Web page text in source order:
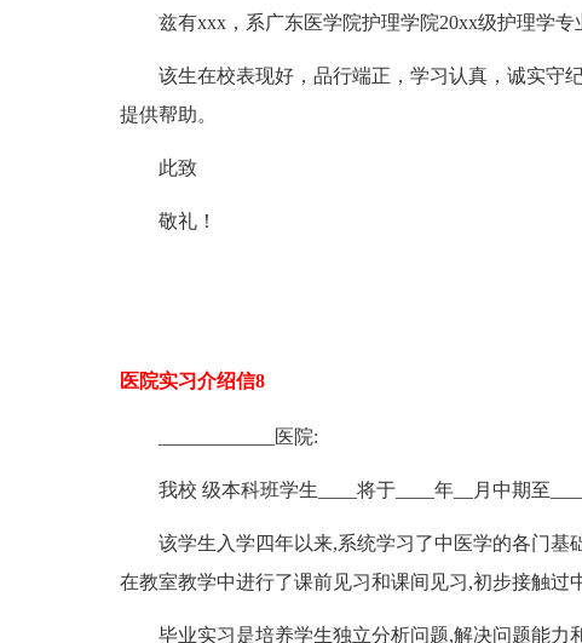
兹有xxx，系广东医学院护理学院20xx级护理学
该生在校表现好，品行端正，学习认真，诚实守
提供帮助。
此致
敬礼！
医院实习介绍信8
____________医院:
我校 级本科班学生____将于____年__月中期至
该学生入学四年以来,系统学习了中医学的各门基
在教室教学中进行了课前见习和课间见习,初步接触过
毕业实习是培养学生独立分析问题,解决问题能